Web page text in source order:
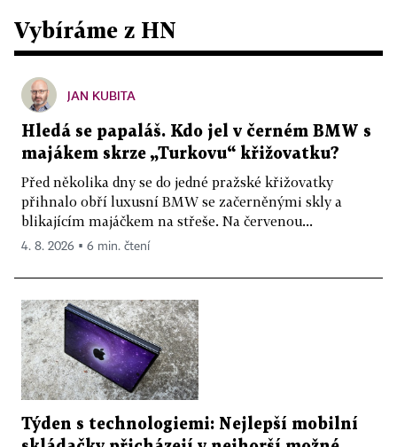
Vybíráme z HN
JAN KUBITA
Hledá se papaláš. Kdo jel v černém BMW s
majákem skrze „Turkovu“ křižovatku?
Před několika dny se do jedné pražské křižovatky
přihnalo obří luxusní BMW se začerněnými skly a
blikajícím majáčkem na střeše. Na červenou...
4. 8. 2026 ▪ 6 min. čtení
Týden s technologiemi: Nejlepší mobilní